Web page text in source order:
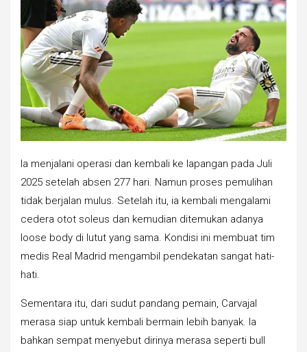
Ia menjalani operasi dan kembali ke lapangan pada Juli
2025 setelah absen 277 hari. Namun proses pemulihan
tidak berjalan mulus. Setelah itu, ia kembali mengalami
cedera otot soleus dan kemudian ditemukan adanya
loose body di lutut yang sama. Kondisi ini membuat tim
medis Real Madrid mengambil pendekatan sangat hati-
hati.
Sementara itu, dari sudut pandang pemain, Carvajal
merasa siap untuk kembali bermain lebih banyak. Ia
bahkan sempat menyebut dirinya merasa seperti bull